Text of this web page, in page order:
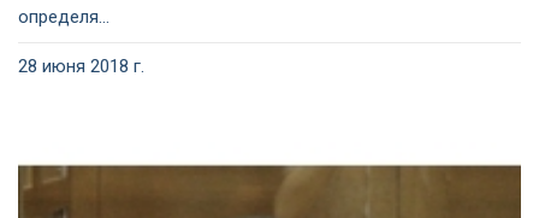
определя...
28 июня 2018 г.